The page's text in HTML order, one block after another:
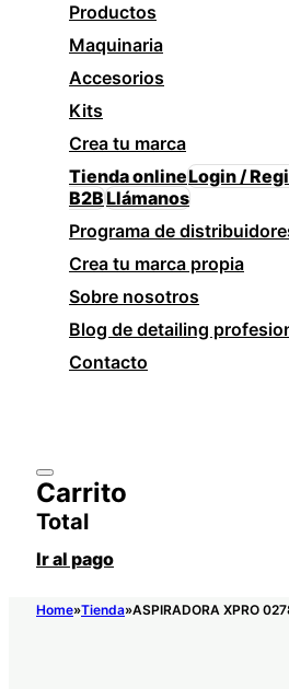
Productos
Maquinaria
Accesorios
Kits
Crea tu marca
Tienda onlineLogin /
B2BLlámanos
Programa de
Crea tu marca propia
Sobre nosotros
Blog de detailing
Contacto
Carrito
Total
Ir al pago
Home Tienda ASPIRADORA XPRO